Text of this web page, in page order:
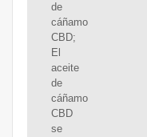
de
cáñamo
CBD;
El
aceite
de
cáñamo
CBD
se